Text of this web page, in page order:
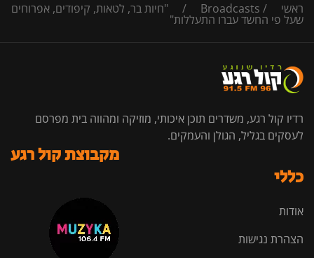
ראשי /
Broadcasts
/ "חיות בר, לטאות, קיפודים, אפרוחים
שעל פי החשד עברו התעללות"
רדיו קול רגע, משדרים תוכן איכותי, מוזיקה ומהווה בית מפרסם
לעסקים בגליל, הגולן והעמקים.
כללי
אודות
הצהרת נגישות
מקבוצת קול רגע